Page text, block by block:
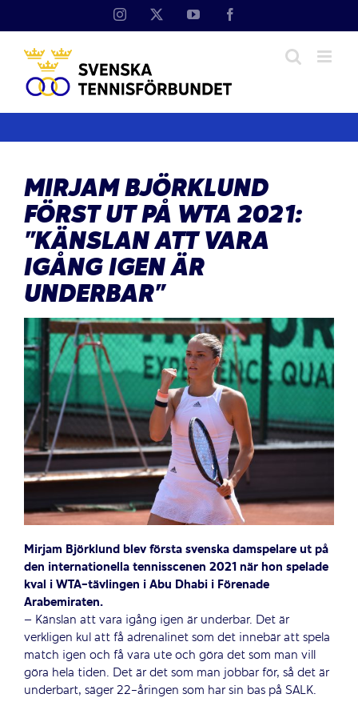
Instagram YouTube
MIRJAM BJÖRKLUND
FÖRST UT PÅ WTA 2021:
”KÄNSLAN ATT VARA
IGÅNG IGEN ÄR
UNDERBAR”
Mirjam Björklund blev första svenska damspelare ut på
den internationella tennisscenen 2021 när hon spelade
kval i WTA-tävlingen i Abu Dhabi i Förenade
Arabemiraten.
– Känslan att vara igång igen är underbar. Det är
verkligen kul att få adrenalinet som det innebär att spela
match igen och få vara ute och göra det som man vill
göra hela tiden. Det är det som man jobbar för, så det är
underbart, säger 22-åringen som har sin bas på SALK.